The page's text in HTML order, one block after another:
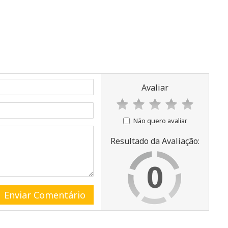
Avaliar
Não quero avaliar
Resultado da Avaliação:
0